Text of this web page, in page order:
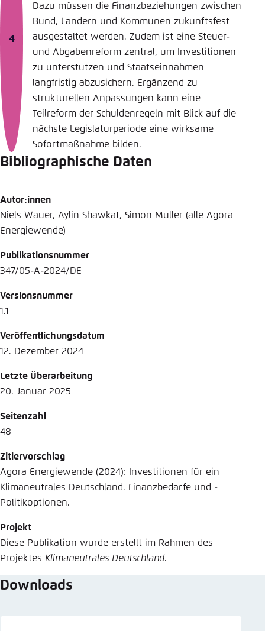
Dazu müssen die Finanzbeziehungen zwischen
Bund, Ländern und Kommunen zukunftsfest
ausgestaltet werden. Zudem ist eine Steuer-
und Abgabenreform zentral, um Investitionen
zu unterstützen und Staatseinnahmen
langfristig abzusichern. Ergänzend zu
strukturellen Anpassungen kann eine
Teilreform der Schuldenregeln mit Blick auf die
nächste Legislaturperiode eine wirksame
Sofortmaßnahme bilden.
Bibliographische Daten
Autor:innen
Niels Wauer, Aylin Shawkat, Simon Müller (alle Agora
Energiewende)
Publikationsnummer
347/05-A-2024/DE
Versionsnummer
1.1
Veröffentlichungsdatum
12. Dezember 2024
Letzte Überarbeitung
20. Januar 2025
Seitenzahl
48
Zitiervorschlag
Agora Energiewende (2024): Investitionen für ein
Klimaneutrales Deutschland. Finanzbedarfe und ­
Politikoptionen.
Projekt
Diese Publikation wurde erstellt im Rahmen des
Projektes Klimaneutrales Deutschland.
Downloads